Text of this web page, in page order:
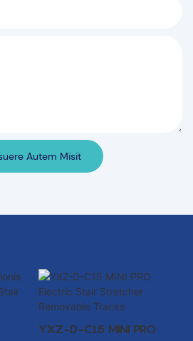
Autem Misit
YXZ-D-C15 MINI PRO